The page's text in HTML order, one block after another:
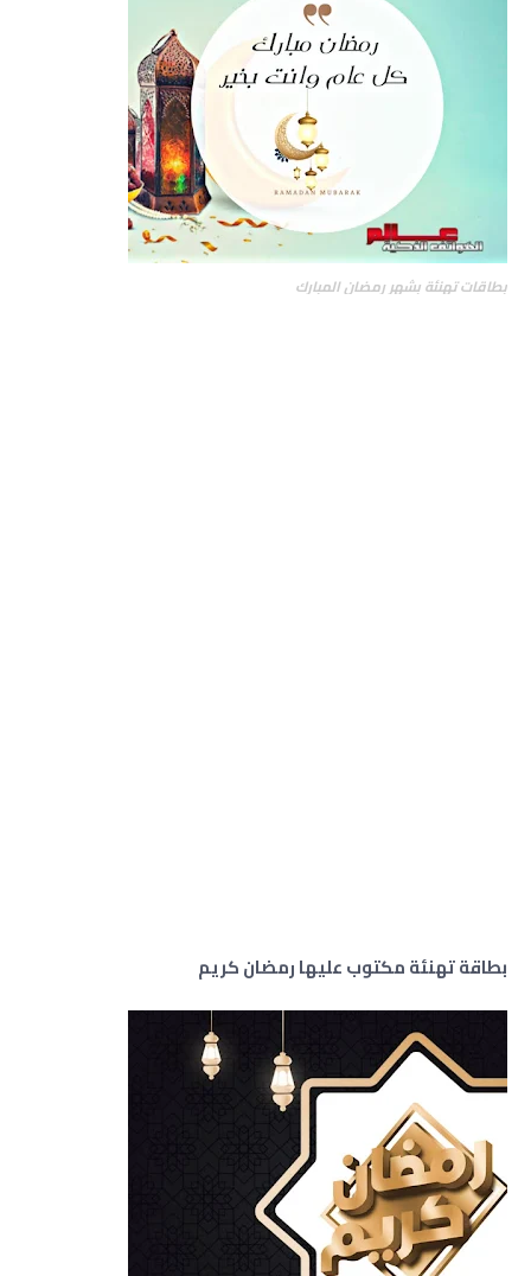
بطاقات تهنئة بشهر رمضان المبارك
بطاقة تهنئة مكتوب عليها رمضان كريم